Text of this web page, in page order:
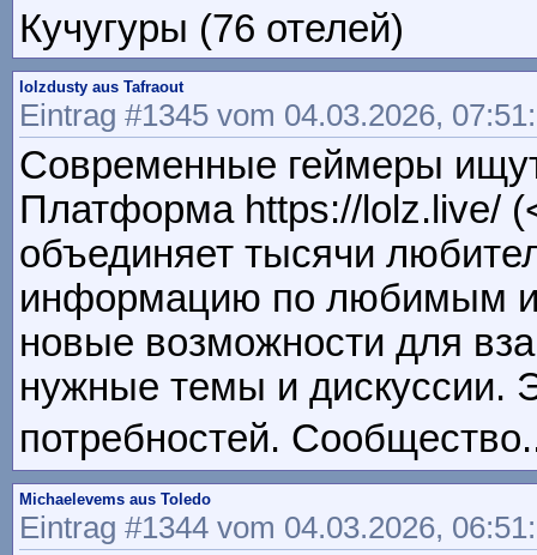
Кучугуры (76 отелей)
lolzdusty aus Tafraout
Eintrag #1345 vom 04.03.2026,
Современные геймеры
Платформа https://lolz.live/
объединяет тысячи
информацию по любимым
новые возможности для
нужные темы и дискуссии.
потребностей.
Michaelevems aus Toledo
Eintrag #1344 vom 04.03.2026,